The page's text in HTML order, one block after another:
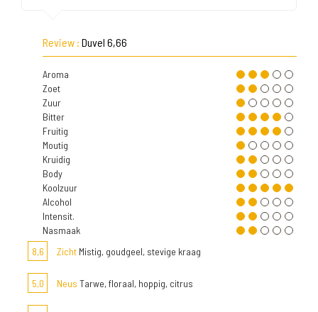
Review : Duvel 6,66
Aroma
Zoet
Zuur
Bitter
Fruitig
Moutig
Kruidig
Body
Koolzuur
Alcohol
Intensit.
Nasmaak
8,6
Zicht Mistig, goudgeel, stevige kraag
5,0 Neus Tarwe, floraal, hoppig, citrus